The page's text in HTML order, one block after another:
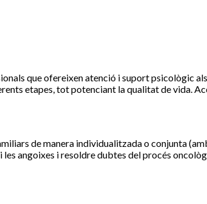
que ofereixen atenció i suport psicològic
etapes, tot potenciant la qualitat de vida.
de manera individualitzada o conjunta
angoixes i resoldre dubtes del procés